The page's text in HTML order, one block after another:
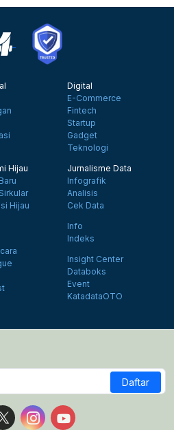
Digital
E-Commerce
Fintech
Startup
Gadget
Teknologi
Hijau
Hijau
Jurnalisme Data
Infografik
Analisis
Cek Data
Info
Indeks
Insight Center
Databoks
Event
KatadataOTO
Daftar
us on Facebook
Follow us on X
Follow us on Instagram
Follow us on